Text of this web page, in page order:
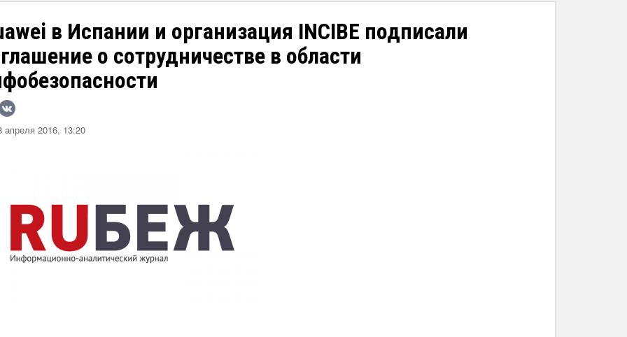
в Испании и организация INCIBE подписали
о сотрудничестве в области
апреля 2016, 13:20